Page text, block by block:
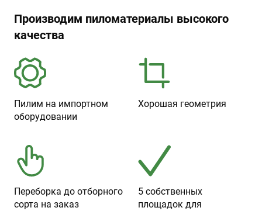
Производим пиломатериалы высокого
качества
Пилим на импортном
оборудовании
Хорошая геометрия
Переборка до отборного
сорта на заказ
5 собственных
площадок для